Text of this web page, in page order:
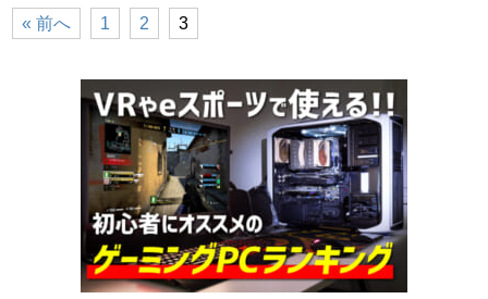
« 前へ 1 2 3